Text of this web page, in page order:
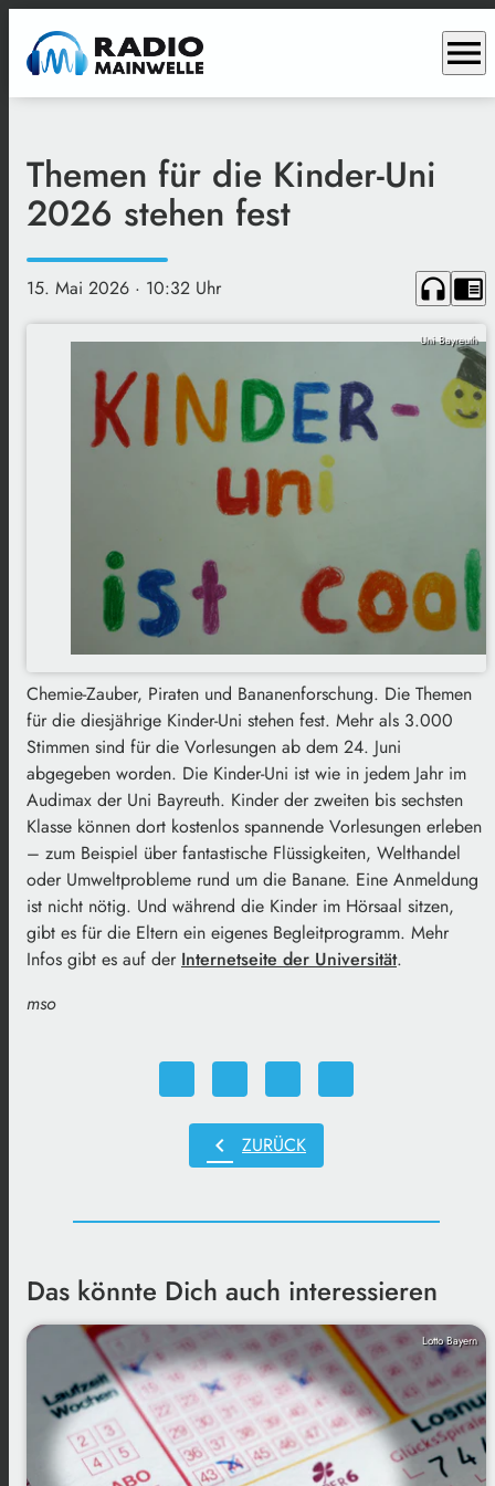
menu
Themen für die Kinder-Uni
2026 stehen fest
15. Mai 2026 · 10:32 Uhr headphones chrome_reader_mode
Uni Bayreuth
Chemie-Zauber, Piraten und Bananenforschung. Die Themen
für die diesjährige Kinder-Uni stehen fest. Mehr als 3.000
Stimmen sind für die Vorlesungen ab dem 24. Juni
abgegeben worden. Die Kinder-Uni ist wie in jedem Jahr im
Audimax der Uni Bayreuth. Kinder der zweiten bis sechsten
Klasse können dort kostenlos spannende Vorlesungen erleben
– zum Beispiel über fantastische Flüssigkeiten, Welthandel
oder Umweltprobleme rund um die Banane. Eine Anmeldung
ist nicht nötig. Und während die Kinder im Hörsaal sitzen,
gibt es für die Eltern ein eigenes Begleitprogramm. Mehr
Infos gibt es auf der Internetseite der Universität.
mso
chevron_left ZURÜCK
Das könnte Dich auch interessieren
Lotto Bayern